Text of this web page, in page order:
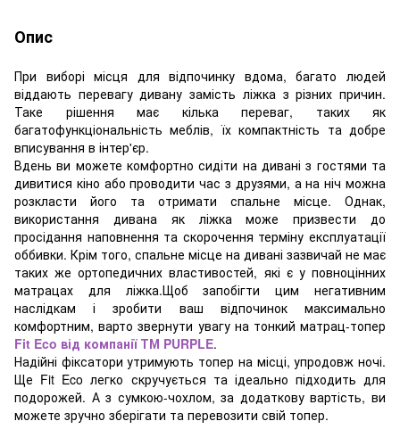
Опис
При виборі місця для відпочинку вдома, багато людей
віддають перевагу дивану замість ліжка з різних причин.
Таке рішення має кілька переваг, таких як
багатофункціональність меблів, їх компактність та добре
вписування в інтер'єр.
Вдень ви можете комфортно сидіти на дивані з гостями та
дивитися кіно або проводити час з друзями, а на ніч можна
розкласти його та отримати спальне місце. Однак,
використання дивана як ліжка може призвести до
просідання наповнення та скорочення терміну експлуатації
оббивки. Крім того, спальне місце на дивані зазвичай не має
таких же ортопедичних властивостей, які є у повноцінних
матрацах для ліжка.Щоб запобігти цим негативним
наслідкам і зробити ваш відпочинок максимально
комфортним, варто звернути увагу на тонкий матрац-топер
Fit Eco від компанії ТМ PURPLE.
Надійні фіксатори утримують топер на місці, упродовж ночі.
Ще Fit Eco легко скручується та ідеально підходить для
подорожей. А з сумкою-чохлом, за додаткову вартість, ви
можете зручно зберігати та перевозити свій топер.